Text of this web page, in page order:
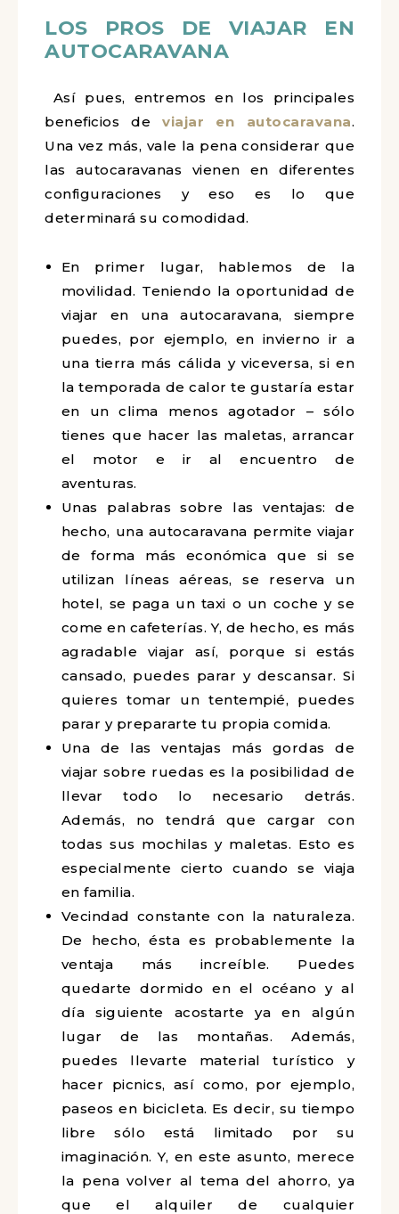
LOS PROS DE VIAJAR EN
AUTOCARAVANA
Así pues, entremos en los principales
beneficios deviajar en autocaravana.
Una vez más, vale la pena considerar que
las autocaravanas vienen en diferentes
configuraciones y eso es lo que
determinará su comodidad.
En primer lugar, hablemos de la
movilidad. Teniendo la oportunidad de
viajar en una autocaravana, siempre
puedes, por ejemplo, en invierno ir a
una tierra más cálida y viceversa, si en
la temporada de calor te gustaría estar
en un clima menos agotador – sólo
tienes que hacer las maletas, arrancar
el motor e ir al encuentro de
aventuras.
Unas palabras sobre las ventajas: de
hecho, una autocaravana permite viajar
de forma más económica que si se
utilizan líneas aéreas, se reserva un
hotel, se paga un taxi o un coche y se
come en cafeterías. Y, de hecho, es más
agradable viajar así, porque si estás
cansado, puedes parar y descansar. Si
quieres tomar un tentempié, puedes
parar y prepararte tu propia comida.
Una de las ventajas más gordas de
viajar sobre ruedas es la posibilidad de
llevar todo lo necesario detrás.
Además, no tendrá que cargar con
todas sus mochilas y maletas. Esto es
especialmente cierto cuando se viaja
en familia.
Vecindad constante con la naturaleza.
De hecho, ésta es probablemente la
ventaja más increíble. Puedes
quedarte dormido en el océano y al
día siguiente acostarte ya en algún
lugar de las montañas. Además,
puedes llevarte material turístico y
hacer picnics, así como, por ejemplo,
paseos en bicicleta. Es decir, su tiempo
libre sólo está limitado por su
imaginación. Y, en este asunto, merece
la pena volver al tema del ahorro, ya
que el alquiler de cualquier